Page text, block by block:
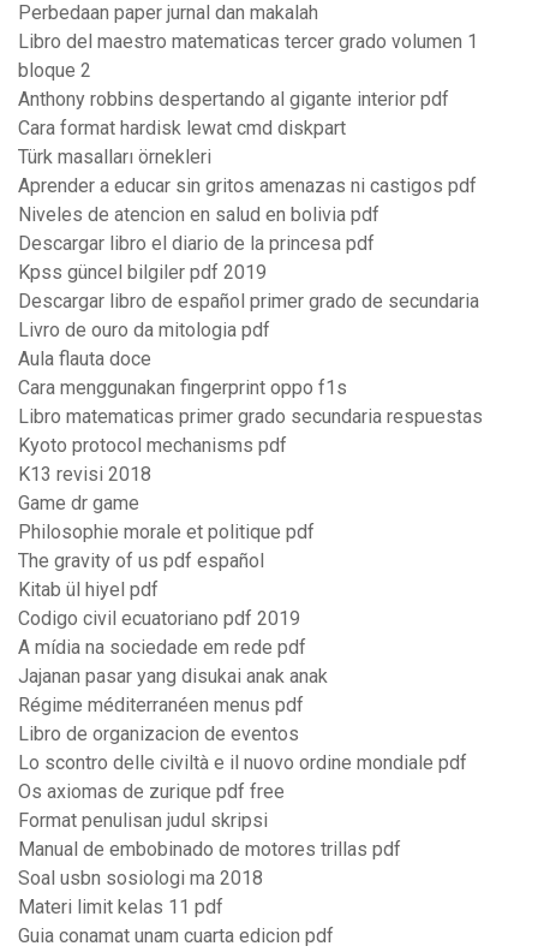
Perbedaan paper jurnal dan makalah
Libro del maestro matematicas tercer grado volumen 1
bloque 2
Anthony robbins despertando al gigante interior pdf
Cara format hardisk lewat cmd diskpart
Türk masalları örnekleri
Aprender a educar sin gritos amenazas ni castigos pdf
Niveles de atencion en salud en bolivia pdf
Descargar libro el diario de la princesa pdf
Kpss güncel bilgiler pdf 2019
Descargar libro de español primer grado de secundaria
Livro de ouro da mitologia pdf
Aula flauta doce
Cara menggunakan fingerprint oppo f1s
Libro matematicas primer grado secundaria respuestas
Kyoto protocol mechanisms pdf
K13 revisi 2018
Game dr game
Philosophie morale et politique pdf
The gravity of us pdf español
Kitab ül hiyel pdf
Codigo civil ecuatoriano pdf 2019
A mídia na sociedade em rede pdf
Jajanan pasar yang disukai anak anak
Régime méditerranéen menus pdf
Libro de organizacion de eventos
Lo scontro delle civiltà e il nuovo ordine mondiale pdf
Os axiomas de zurique pdf free
Format penulisan judul skripsi
Manual de embobinado de motores trillas pdf
Soal usbn sosiologi ma 2018
Materi limit kelas 11 pdf
Guia conamat unam cuarta edicion pdf